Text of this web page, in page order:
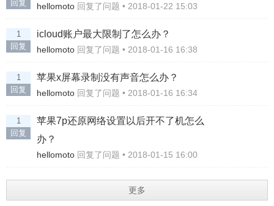
回复
hellomoto 回复了问题 • 2018-01-22 15:03
1
回复
icloud账户最大限制了怎么办？
hellomoto 回复了问题 • 2018-01-16 16:38
1
回复
苹果x屏幕录制没有声音怎么办？
hellomoto 回复了问题 • 2018-01-16 16:34
1
回复
苹果7p还原网络设置以后开不了机怎么
办？
hellomoto 回复了问题 • 2018-01-15 16:00
更多